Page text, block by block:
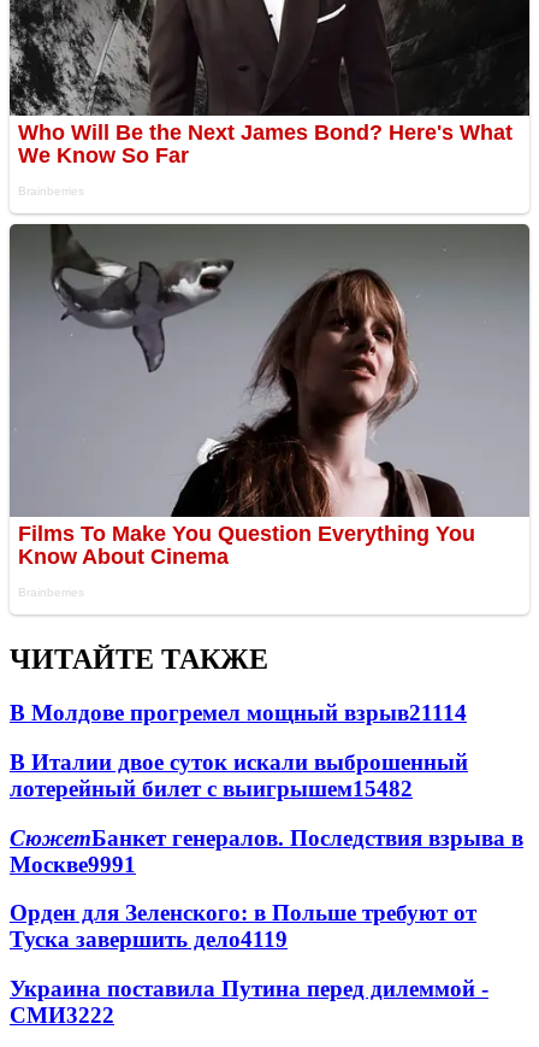
ЧИТАЙТЕ ТАКЖЕ
В Молдове прогремел мощный взрыв21114
В Италии двое суток искали выброшенный
лотерейный билет с выигрышем15482
СюжетБанкет генералов. Последствия взрыва в
Москве9991
Орден для Зеленского: в Польше требуют от
Туска завершить дело4119
Украина поставила Путина перед дилеммой -
СМИ3222